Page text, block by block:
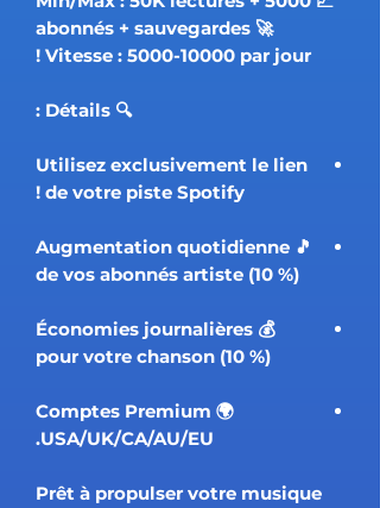
abonnés + sauvegardes 🚀
Vitesse : 5000-10000 par jour !
🔍 Détails :
Utilisez exclusivement le lien
de votre piste Spotify !
🎵 Augmentation quotidienne
de vos abonnés artiste (10 %)
💰 Économies journalières
pour votre chanson (10 %)
🌍 Comptes Premium
USA/UK/CA/AU/EU.
Prêt à propulser votre musique